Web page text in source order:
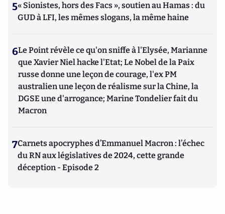
5« Sionistes, hors des Facs », soutien au Hamas : du
GUD à LFI, les mêmes slogans, la même haine
6Le Point révèle ce qu'on sniffe à l'Elysée, Marianne
que Xavier Niel hacke l'Etat; Le Nobel de la Paix
russe donne une leçon de courage, l'ex PM
australien une leçon de réalisme sur la Chine, la
DGSE une d'arrogance; Marine Tondelier fait du
Macron
7Carnets apocryphes d’Emmanuel Macron : l’échec
du RN aux législatives de 2024, cette grande
déception - Episode 2